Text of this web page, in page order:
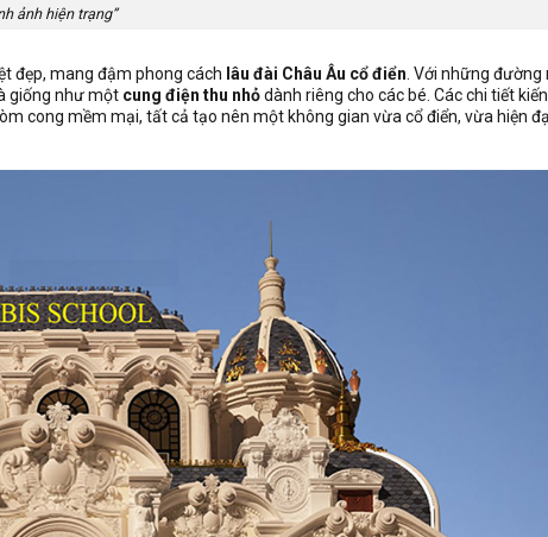
ảnh hiện trạng”
đẹp, mang đậm phong cách lâu đài Châu Âu cổ điển . Với những đường
giống như một cung điện thu nhỏdành riêng cho các bé. Các chi tiết kiến
cong mềm mại, tất cả tạo nên một không gian vừa cổ điển, vừa hiện